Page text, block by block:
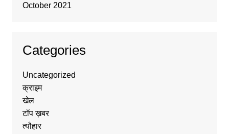
October 2021
Categories
Uncategorized
क्राइम
खेल
टॉप ख़बर
त्यौहार